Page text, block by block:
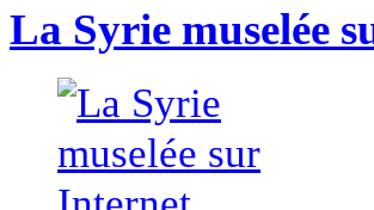
La Syrie muselée